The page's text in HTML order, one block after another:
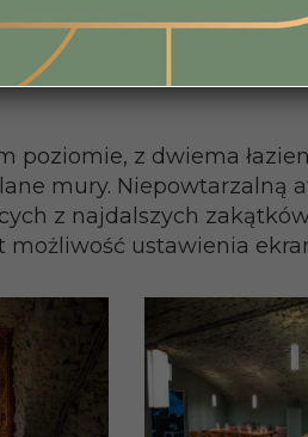
poziomie, z dwiema
mury. Niepowtarzalną
z najdalszych
możliwość ustawienia